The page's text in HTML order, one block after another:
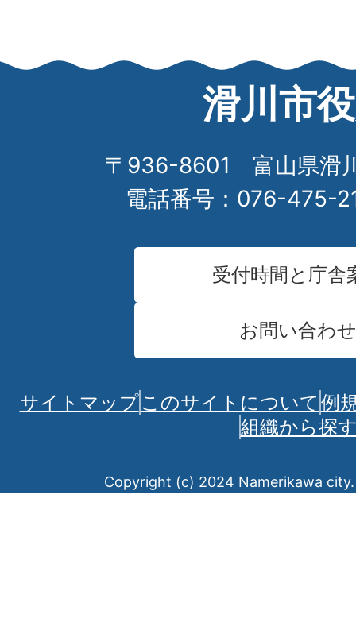
滑川市
〒936-8601 富山県滑
電話番号：076-475-
受付時間と庁舎
お問い合わせ
サイトマップこのサイトについて 例
組織から探
Copyright (c) 2024 Namerikawa